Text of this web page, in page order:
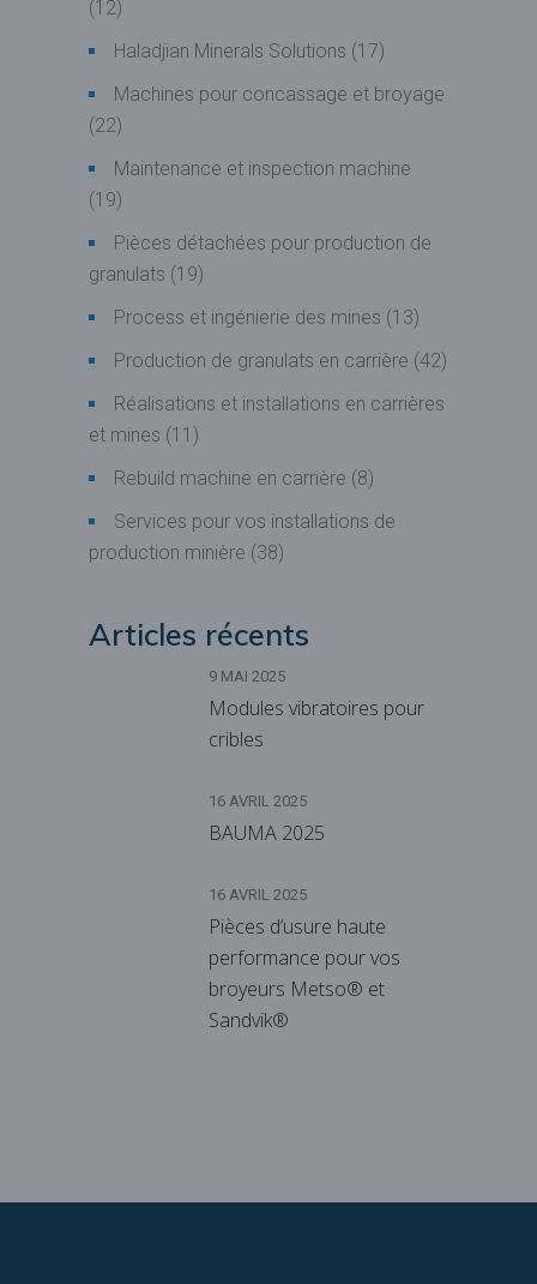
(12)
Haladjian Minerals Solutions (17)
Machines pour concassage et broyage
(22)
Maintenance et inspection machine
(19)
Pièces détachées pour production de
granulats (19)
Process et ingénierie des mines (13)
Production de granulats en carrière (42)
Réalisations et installations en carrières
et mines (11)
Rebuild machine en carrière (8)
Services pour vos installations de
production minière (38)
Articles récents
9 MAI 2025
Modules vibratoires pour
cribles
16 AVRIL 2025
BAUMA 2025
16 AVRIL 2025
Pièces d’usure haute
performance pour vos
broyeurs Metso® et
Sandvik®